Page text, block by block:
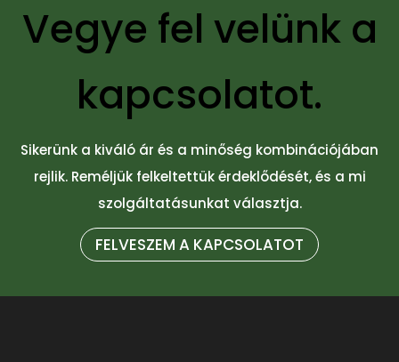
Vegye fel velünk a
kapcsolatot.
Sikerünk a kiváló ár és a minőség kombinációjában
rejlik. Reméljük felkeltettük érdeklődését, és a mi
szolgáltatásunkat választja.
FELVESZEM A KAPCSOLATOT